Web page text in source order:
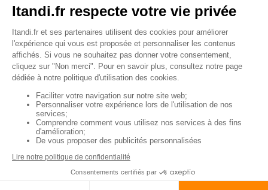
assez élevées.
↑ Sommaire
Assurance auto Aréas :
comment souscrire et
résilier son contrat ?
La souscription d'un contrat d'assurance auto
d'Aréas peut se faire par le biais d'un agent de
l'agence la plus proche de votre domicile ou en ligne
résilier un contrat chez Aréas